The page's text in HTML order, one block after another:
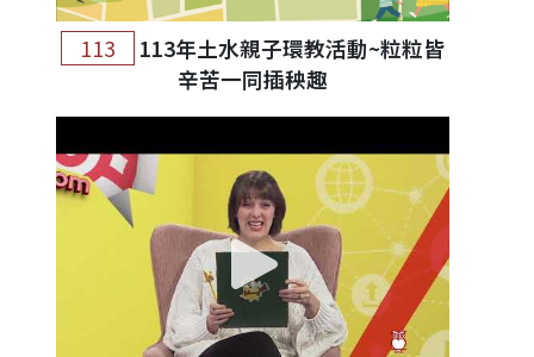
113
113年土水親子環教活動~粒粒皆
辛苦一同插秧趣